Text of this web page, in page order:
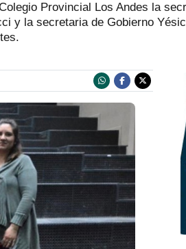
Provincial Los Andes la
y la secretaria de Gobierno